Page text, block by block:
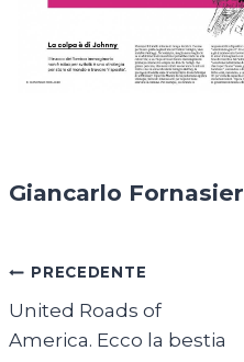
Giancarlo Fornasier
Navigazione
articoli
PRECEDENTE
United Roads of
America. Ecco la bestia